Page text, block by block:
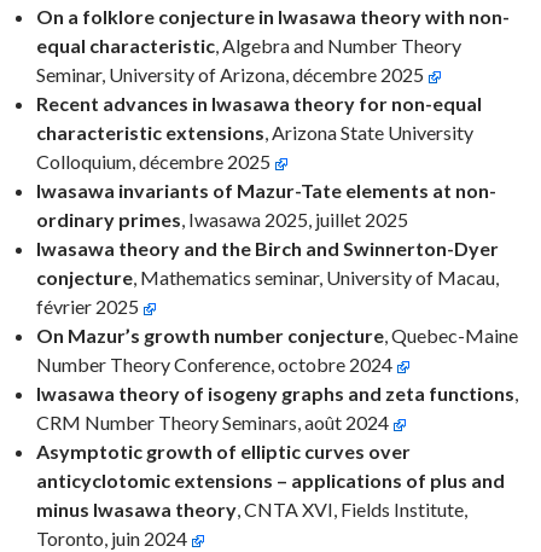
On a folklore conjecture in Iwasawa theory with non-
equal characteristic, Algebra and Number Theory
Seminar, University of Arizona, décembre 2025
Recent advances in Iwasawa theory for non-equal
characteristic extensions, Arizona State University
Colloquium, décembre 2025
Iwasawa invariants of Mazur-Tate elements at non-
ordinary primes, Iwasawa 2025, juillet 2025
Iwasawa theory and the Birch and Swinnerton-Dyer
conjecture, Mathematics seminar, University of Macau,
février 2025
On Mazur’s growth number conjecture, Quebec-Maine
Number Theory Conference, octobre 2024
Iwasawa theory of isogeny graphs and zeta functions,
CRM Number Theory Seminars, août 2024
Asymptotic growth of elliptic curves over
anticyclotomic extensions – applications of plus and
minus Iwasawa theory, CNTA XVI, Fields Institute,
Toronto, juin 2024